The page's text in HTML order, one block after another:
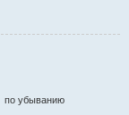
по убыванию